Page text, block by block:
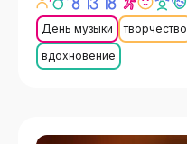
День музыки творчество
вдохновение